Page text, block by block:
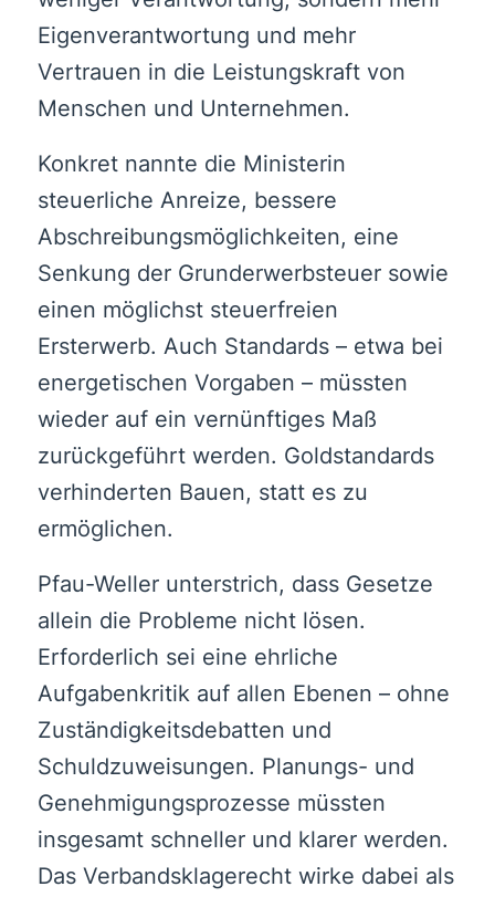
Eigenverantwortung und mehr
Vertrauen in die Leistungskraft von
Menschen und Unternehmen.
Konkret nannte die Ministerin
steuerliche Anreize, bessere
Abschreibungsmöglichkeiten, eine
Senkung der Grunderwerbsteuer sowie
einen möglichst steuerfreien
Ersterwerb. Auch Standards – etwa bei
energetischen Vorgaben – müssten
wieder auf ein vernünftiges Maß
zurückgeführt werden. Goldstandards
verhinderten Bauen, statt es zu
ermöglichen.
Pfau-Weller unterstrich, dass Gesetze
allein die Probleme nicht lösen.
Erforderlich sei eine ehrliche
Aufgabenkritik auf allen Ebenen – ohne
Zuständigkeitsdebatten und
Schuldzuweisungen. Planungs- und
Genehmigungsprozesse müssten
insgesamt schneller und klarer werden.
Das Verbandsklagerecht wirke dabei als